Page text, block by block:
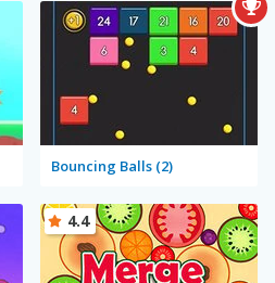
Bouncing Balls (2)
4.4